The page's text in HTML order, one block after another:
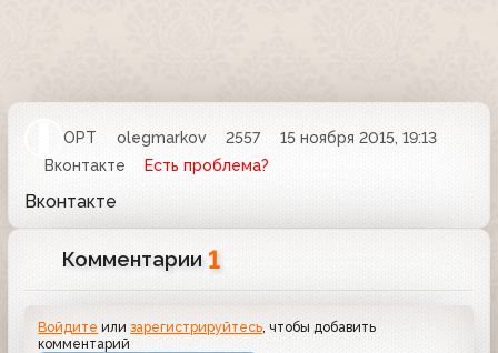
ОРТ olegmarkov 2557
15 ноября 2015, 19:13
Вконтакте
Есть проблема?
Вконтакте
Комментарии 1
Войдите илизарегистрируйтесь , чтобы добавить
комментарий